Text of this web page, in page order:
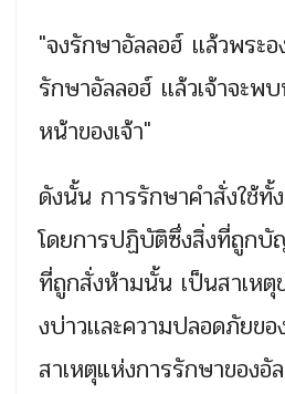
"จงรักษาอัลลอฮ์ เเล้วพระ
รักษาอัลลอฮ์ เเล้วเจ้าจะพ
หน้าของเจ้า"
ดังนั้น การรักษาคำสั่งใช้ทั้
โดยการปฏิบัติซึ่งสิ่งที่ถูกบัญ
ที่ถูกสั่งห้ามนั้น เป็นสาเห
งบ่าวเเละความปลอดภัยข
สาเหตุแห่งการรักษาของอั